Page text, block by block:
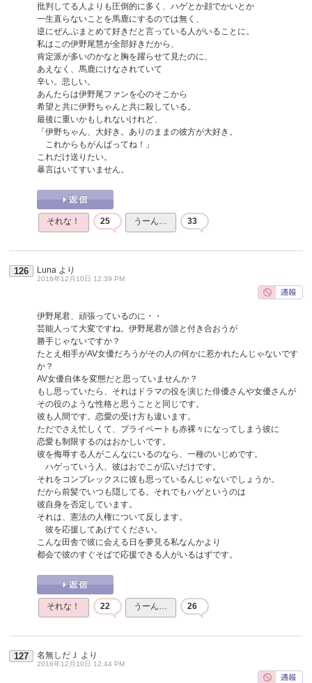
批判してる人よりも圧倒的に多く、ハゲとか顔でかいとか
一生直らないことを馬鹿にするのでは無く、
逆にぜんぶまとめて好きだと言っている人がいることに。
私はこの伊野尾慧が全部好きだから、
肯定派が多いのかなと胸を躍らせて見たのに、
あえなく、馬鹿にけなされていて
辛い。悲しい。
あんたらは伊野尾ファンを心のそこから
希望と共に伊野ちゃんと共に殺している。
最後に重いかもしれないけれど、
「伊野ちゃん、大好き。ありのままの彼方が大好き。
これからもがんばってね！」
これだけ送りたい。
暴言はいてすいません。
それな！ 25 うーん… 33
126 Luna より
2016年12月10日 12:39 PM
伊野尾君、頑張っているのに・・
芸能人って大変ですね。伊野尾君が誰と付き合おうが
勝手じゃないですか？
たとえ相手がAV女優だろうがその人の何かに惹かれたんじゃないです
か？
AV女優自体を変態だと思っていませんか？
もし思っていたら、それはドラマの役を演じた俳優さんや女優さんが
その役のような性格と思うことと同じです。
彼も人間です。恋愛の受け方も違います。
ただでさえ忙しくて、プライベートも赤裸々になってしまう彼に
恋愛も制限するのはおかしいです。
彼を侮辱する人がこんなにいるのなら、一種のいじめです。
ハゲっていう人、彼はおでこが広いだけです。
それをコンプレックスに彼も思っているんじゃないでしょうか。
だから前髪でいつも隠してる。それでもハゲというのは
彼自身を否定しています。
それは、憲法の人権について反します。
彼を応援してあげてください。
こんな田舎で彼に会える日を夢見る私なんかより
都会で彼のすぐそばで応援できる人がいるはずです。
それな！ 22 うーん… 26
127 名無しだＪ より
2016年12月10日 12:44 PM